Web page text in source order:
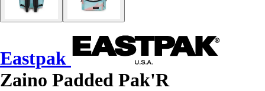
Eastpak
Zaino Padded Pak'R